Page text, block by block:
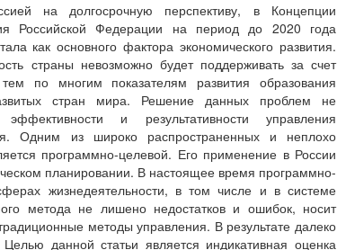
на долгосрочную перспективу, в Концепции
Российской Федерации на период до 2020 года
как основного фактора экономического развития.
страны невозможно будет поддерживать за счет
по многим показателям развития образования
стран мира. Решение данных проблем не
и результативности управления
Одним из широко распространенных и неплохо
программно-целевой. Его применение в России
планировании. В настоящее время программно-
жизнедеятельности, в том числе и в системе
метода не лишено недостатков и ошибок, носит
методы управления. В результате далеко
данной статьи является индикативная оценка